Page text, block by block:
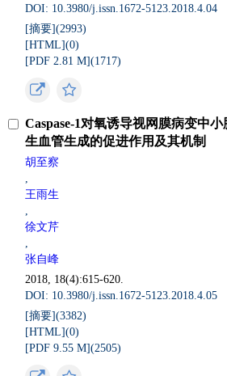
DOI: 10.3980/j.issn.1672-5123.2018.4.04
[摘要](2993)
[HTML](0)
[PDF 2.81 M](1717)
Caspase-1对氧诱导视网膜病变中
生血管生成的促进作用及其机制
胡至察
,
王雨生
,
徐文芹
,
张自峰
2018, 18(4):615-620.
DOI: 10.3980/j.issn.1672-5123.2018.4.05
[摘要](3382)
[HTML](0)
[PDF 9.55 M](2505)